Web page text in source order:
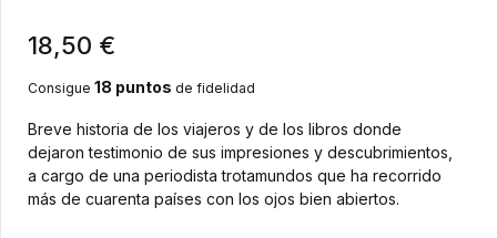
18,50 €
Consigue 18 puntos de fidelidad
Breve historia de los viajeros y de los libros donde
dejaron testimonio de sus impresiones y descubrimientos,
a cargo de una periodista trotamundos que ha recorrido
más de cuarenta países con los ojos bien abiertos.